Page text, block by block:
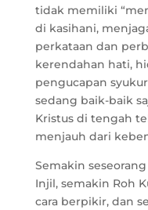
tidak memiliki
di kasihani,
perkataan dan
kerendahan hati,
pengucapan
sedang baik-baik
Kristus di tengah
menjauh dari
Semakin
Injil, semakin Roh
cara berpikir, dan